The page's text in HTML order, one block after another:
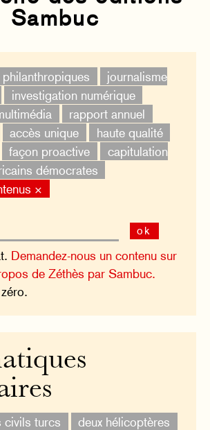
Sambuc
journalisme
investigation numérique
rapport annuel
accès unique
haute qualité
façon proactive
capitulation
démocrates
×
ok
Demandez-nous un contenu sur
de Zéthès par Sambuc.
civils turcs
deux hélicoptères